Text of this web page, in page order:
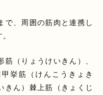
で、周囲の筋肉と連携し
（りょうけいきん）、
挙筋（けんこうきょき
きん）棘上筋（きょくじ